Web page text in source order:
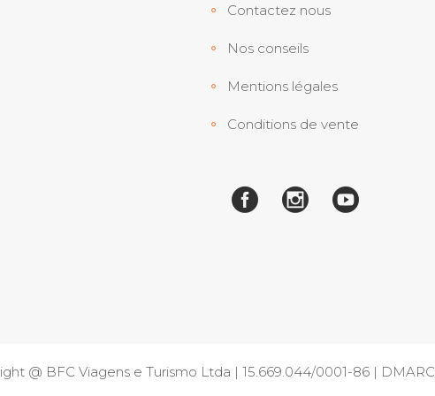
Contactez nous
Nos conseils
Mentions légales
Conditions de vente
@ BFC Viagens e Turismo Ltda | 15.669.044/0001-86 | DMARC